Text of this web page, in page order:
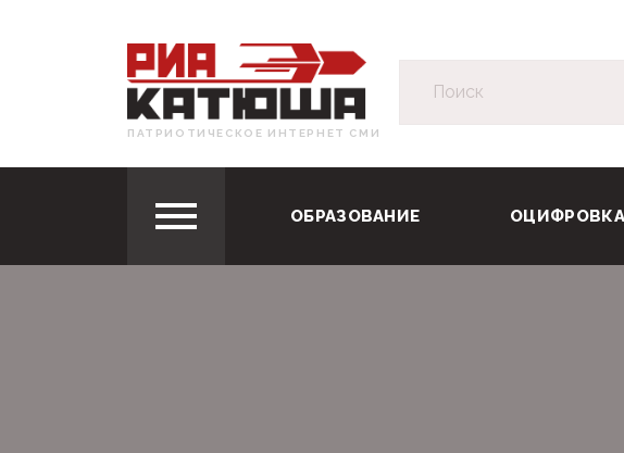
ПАТРИОТИЧЕСКОЕ ИНТЕРНЕТ СМИ
ОБРАЗОВАНИЕ ОЦИФРОВКА